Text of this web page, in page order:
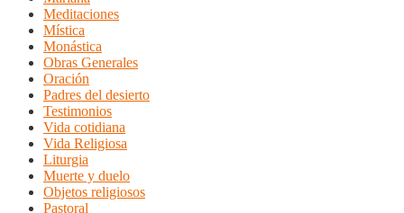
Meditaciones
Mística
Monástica
Obras Generales
Oración
Padres del desierto
Testimonios
Vida cotidiana
Vida Religiosa
Liturgia
Muerte y duelo
Objetos religiosos
Pastoral